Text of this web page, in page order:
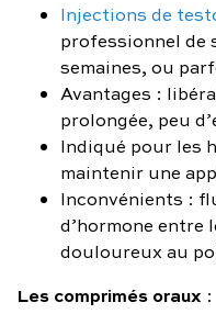
Injections de
professionnel de
semaines, ou
Avantages :
prolongée, peu
Indiqué pour les
maintenir une
Inconvénients :
d’hormone
douloureux au
Les comprimés oraux :